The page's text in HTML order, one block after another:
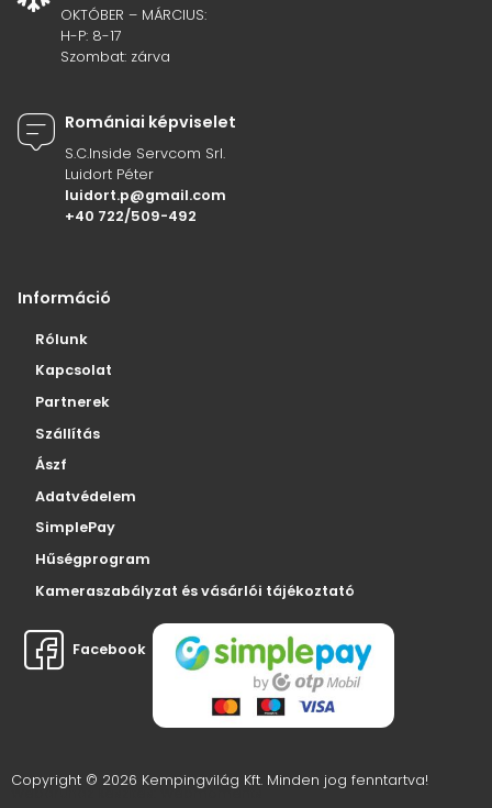
OKTÓBER – MÁRCIUS:
H-P: 8-17
Szombat: zárva
Romániai képviselet
S.C.Inside Servcom Srl.
Luidort Péter
luidort.p@gmail.com
+40 722/509-492
Információ
Rólunk
Kapcsolat
Partnerek
Szállítás
Ászf
Adatvédelem
SimplePay
Hűségprogram
Kameraszabályzat és vásárlói tájékoztató
Facebook
Copyright © 2026 Kempingvilág Kft. Minden jog fenntartva!
Webáruház készítés: Webmoments